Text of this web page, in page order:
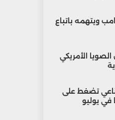
ويتهمه باتباع
الأمريكي
تضغط على
في يوليو